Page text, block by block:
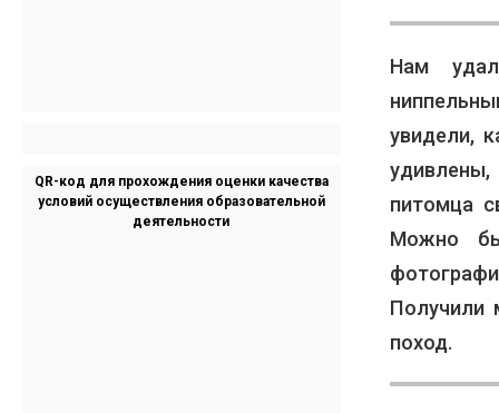
Нам
увидели,
питомца
Можно
Получили
поход.
QR-код для прохождения оценки качества
условий осуществления образовательной
деятельности